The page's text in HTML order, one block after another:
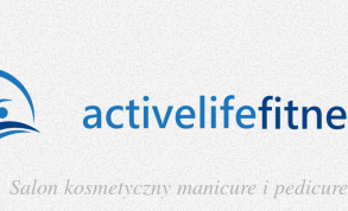
Salon kosmetyczny manicure i pedicure